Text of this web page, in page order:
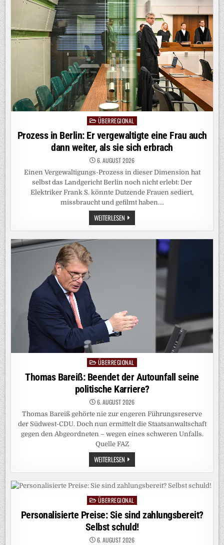
ENERGIEVERSORGUNG
Posted
in
ÜBERREGIONAL
Prozess in Berlin: Er vergewaltigte eine Frau auch
dann weiter, als sie sich erbrach
6. AUGUST 2026
Einen Vergewaltigungs-Prozess in dieser Dimension hat
selbst das Landgericht Berlin noch nicht erlebt: Der
Elektriker Frank S. könnte Dutzende Frauen sediert,
missbraucht und gefilmt haben….
WEITERLESEN PROZESS
IN
BERLIN:
ER
VERGEWALTIGTE
Posted
in
ÜBERREGIONAL
Thomas Bareiß: Beendet der Autounfall seine
politische Karriere?
6. AUGUST 2026
Thomas Bareiß gehörte nie zur engeren Führungsreserve
der Südwest-CDU. Doch nun ermittelt die Staatsanwaltschaft
gegen den Abgeordneten – wegen eines schweren Unfalls.
Quelle FAZ
WEITERLESEN THOMAS
BAREISS: B
EENDET D
ER A
UTOUNFALL S
OLITISCHE K
ARRIERE?
PostedÜBERREGIONAL
Personalisierte Preise: Sie sind zahlungsbereit?
Selbst schuld!
6. AUGUST 2026